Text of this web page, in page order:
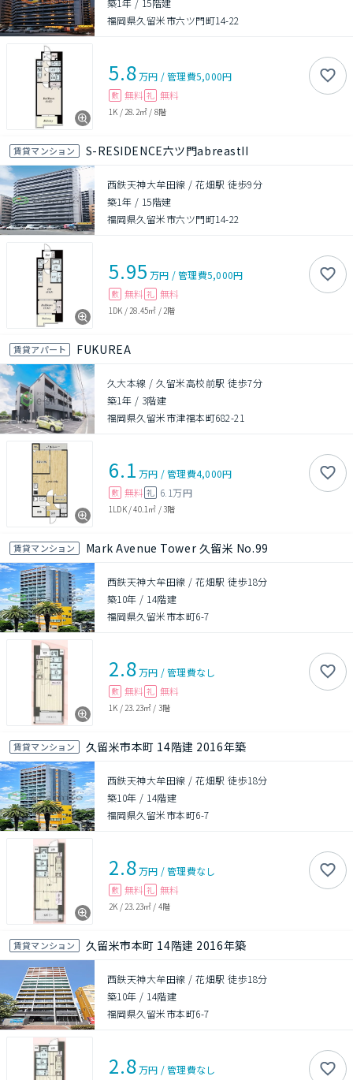
築1年 / 15階建
福岡県久留米市六ツ門町14-22
5.8万円 /管理費5,000円
敷 無料 礼 無料
1K / 28.2㎡ / 8階
賃貸マンション S-RESIDENCE六ツ門abreastII
西鉄天神大牟田線 / 花畑駅 徒歩9分
築1年 / 15階建
福岡県久留米市六ツ門町14-22
5.95 万円 /管理費5,000円
敷 無料 礼 無料
1DK / 28.45㎡ / 2階
賃貸アパート FUKUREA
久大本線 / 久留米高校前駅 徒歩7分
築1年 / 3階建
福岡県久留米市津福本町682-21
6.1 万円 /管理費4,000円
敷 無料 礼 6.1万円
1LDK/40.1㎡ /3階
賃貸マンション Mark Avenue Tower 久留米 No.99
西鉄天神大牟田線 / 花畑駅 徒歩18分
築10年 / 14階建
福岡県久留米市本町6-7
2.8万円 /管理費なし
敷 無料 礼 無料
1K / 23.23㎡ / 3階
賃貸マンション 久留米市本町 14階建 2016年築
西鉄天神大牟田線 / 花畑駅 徒歩18分
築10年 / 14階建
福岡県久留米市本町6-7
2.8万円 /管理費なし
敷 無料 礼 無料
2K / 23.23㎡ / 4階
賃貸マンション 久留米市本町 14階建 2016年築
西鉄天神大牟田線 / 花畑駅 徒歩18分
築10年 / 14階建
福岡県久留米市本町6-7
2.8万円 /管理費なし